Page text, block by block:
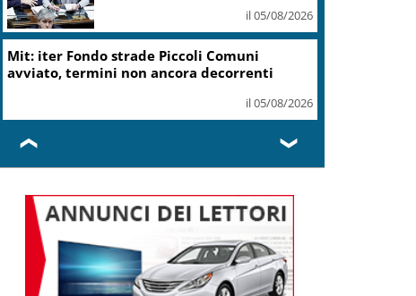
il 05/08/2026
Mit: iter Fondo strade Piccoli Comuni
avviato, termini non ancora decorrenti
il 05/08/2026
❮ ❯